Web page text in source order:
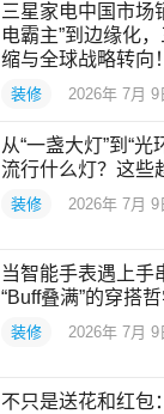
三星家电中国市场
电霸主”到边缘化
缩与全球战略转向！
装修 2026年 7月 9
从“一盏大灯”到“
流行什么灯？这些
装修 2026年 7月 9
当智能手表遇上手
“Buff叠满”的穿搭哲
装修 2026年 7月 9
不只是送花和红包